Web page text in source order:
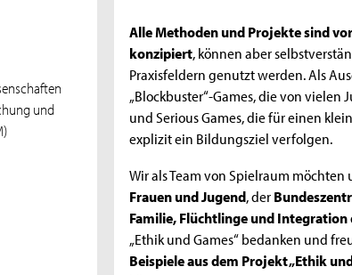
und
Alle Methoden und Projekte sind
konzipiert, können aber
Praxisfeldern genutzt werden. Als
„Blockbuster“-Games, die von
und Serious Games, die für einen
explizit ein Bildungsziel verfolgen.
Wir als Team von Spielraum
Frauen und Jugend, der
Familie, Flüchtlinge und
„Ethik und Games“ bedanken und
Beispiele aus dem Projekt „Ethik